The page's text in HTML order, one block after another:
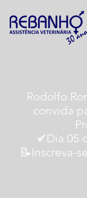
Rodolfo
convida
✔Dia 05
📝Inscreva-